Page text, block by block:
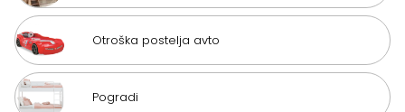
Otroška postelja avto
Pogradi